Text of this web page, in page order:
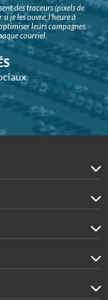
des traceurs (pixels de
je les ouvre, l'heure à
leurs campagnes.
courriel.